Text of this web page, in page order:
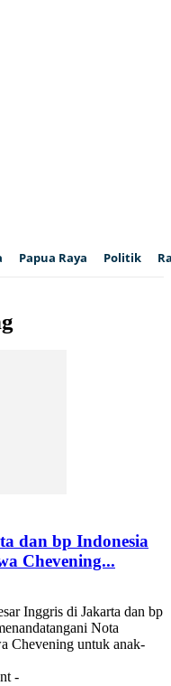
Papua Raya Politik
dan bp Indonesia
Chevening...
Inggris di Jakarta dan bp
Nota
Chevening untuk anak-
-